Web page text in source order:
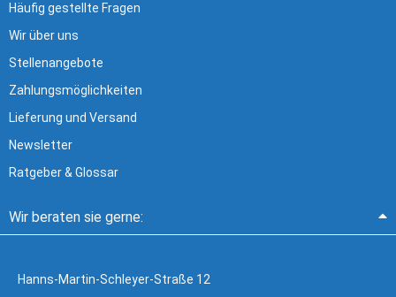
Häufig gestellte Fragen
Wir über uns
Stellenangebote
Zahlungsmöglichkeiten
Lieferung und Versand
Newsletter
Ratgeber & Glossar
Wir beraten sie gerne:
Hanns-Martin-Schleyer-Straße 12